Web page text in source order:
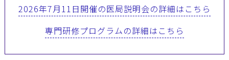
2026年7月11日開催の医局説明会の詳細はこちら
専門研修プログラムの詳細はこちら